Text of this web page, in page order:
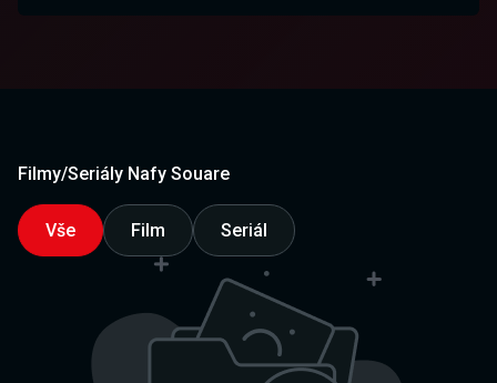
Filmy/Seriály Nafy Souare
Vše Film Seriál